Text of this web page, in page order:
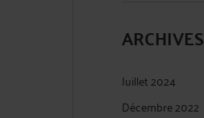
ARCHIVES
Juillet 2024
Décembre 2022